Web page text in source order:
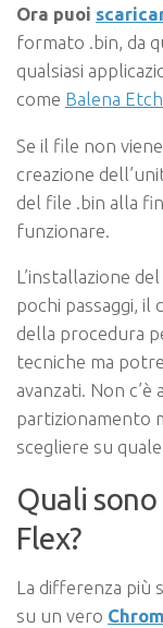
Ora puoi
formato .bin, da
qualsiasi
come Balena
Se il file non
creazione
del file .bin alla
funzionare.
L’installazione
pochi passaggi, il
della procedura
tecniche ma
avanzati. Non
partizionamento
scegliere su
Quali
Flex?
La differenza più
su un vero